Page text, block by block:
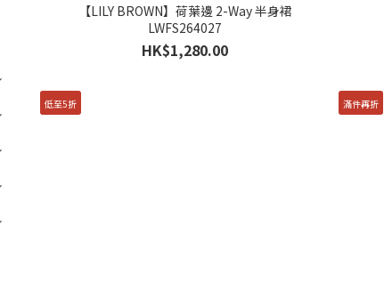
【LILY BROWN】荷葉邊 2-Way 半身裙
LWFS264027
HK$1,280.00
低至5折 滿件再折